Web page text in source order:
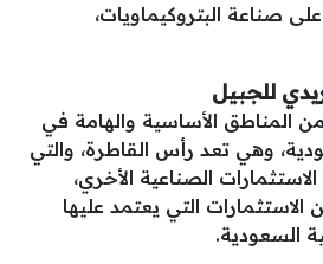
صناعة البتروكيماويات،
للجبيل
المناطق الأساسية والهامة في
وهي تعد رأس القاطرة، والتي
الصناعية الأخري،
التي يعتمد عليها
السعودية.